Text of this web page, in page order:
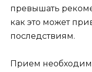
превышать
как это может
последствиям.
Прием